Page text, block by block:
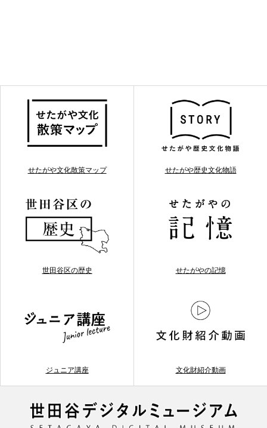
せたがや文化散策マップ せたがや歴史文化物語
世田谷区の歴史 せたがやの記憶
ジュニア講座 文化財紹介動画